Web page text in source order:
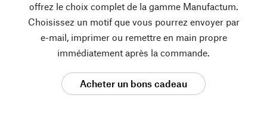
offrez le choix complet de la gamme Manufactum.
Choisissez un motif que vous pourrez envoyer par
e-mail, imprimer ou remettre en main propre
immédiatement après la commande.
Acheter un bons cadeau